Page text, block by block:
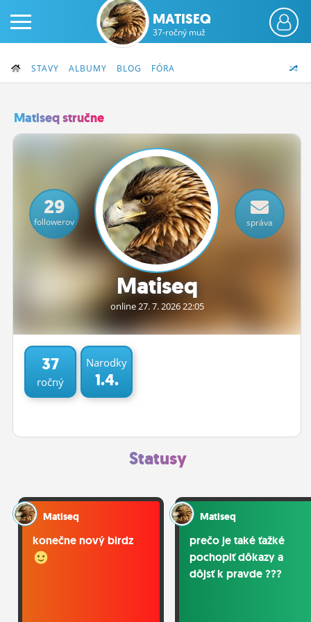
PRIHLÁS SA
ČINŽIAK
FÓRUM
STATUSY
BLOGY
OBRÁZKY
ĽUDIA
MÔJ PROFIL
NASTAVENIA
MATISEQ
37-ročný muž
STAVY ALBUMY BLOG FÓRA
Matiseq stručne
Matiseq
online 27.7.2026 22:05
29
followerov správa
37
ročný
Narodky
1.4.
Statusy
Matiseq
konečne nový birdz
Matiseq
prečo je také ťažké
pochopiť dôkazy a
dôjsť k pravde ???